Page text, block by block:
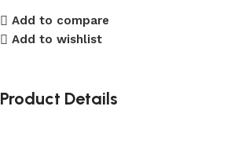
Add to compare
Add to wishlist
Product Details